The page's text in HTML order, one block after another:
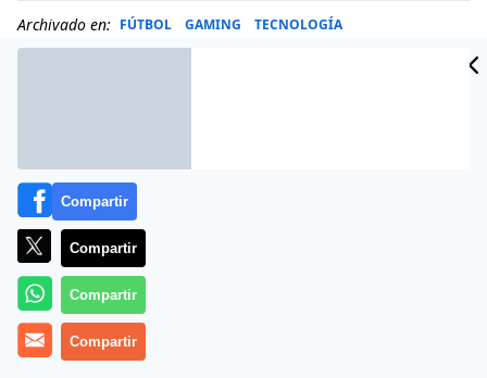
Archivado en: FÚTBOL GAMING TECNOLOGÍA
Compartir
Compartir
Compartir
Compartir